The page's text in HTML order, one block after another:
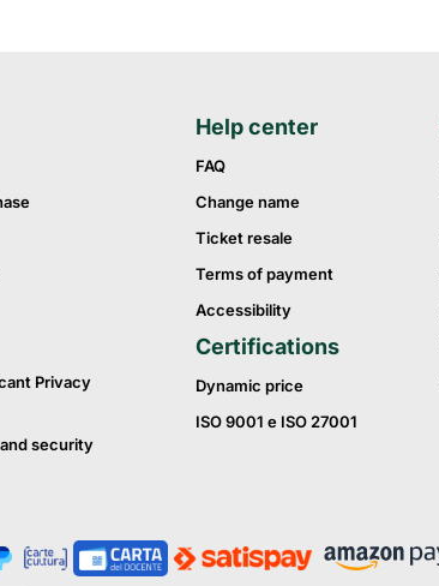
Privacy
security
Help center
FAQ
Change name
Ticket resale
Terms of payment
Accessibility
Certifications
Dynamic price
ISO 9001 e ISO 27001